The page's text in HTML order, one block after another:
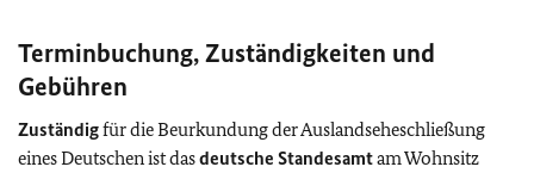
Terminbuchung, Zuständigkeiten und
Gebühren
Zuständigfür die Beurkundung der Auslandseheschließung
eines Deutschen ist dasdeutsche Standesamtam Wohnsitz